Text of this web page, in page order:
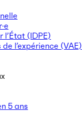
l’État (IDPE)
l’expérience (VAE)
5 ans